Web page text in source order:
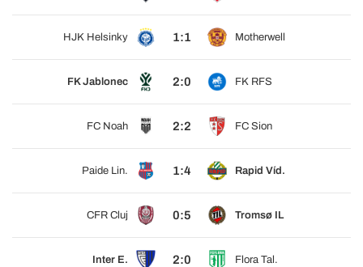
HJK Helsinky 1:1 Motherwell
FK Jablonec 2:0 FK RFS
FC Noah 2:2 FC Sion
Paide Lin. 1:4 Rapid Víd.
CFR Cluj 0:5 Tromsø IL
Inter E. 2:0 Flora Tal.